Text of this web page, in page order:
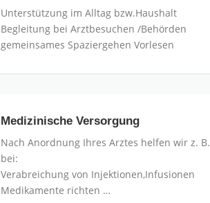
Leitung
Unterstützung im Alltag bzw.Haushalt
Begleitung bei Arztbesuchen /Behörden
gemeinsames Spaziergehen Vorlesen
Medizinische
Versorgung
Medizinische Versorgung
Nach Anordnung Ihres Arztes helfen wir z. B.
bei:
Verabreichung von Injektionen,Infusionen
Medikamente richten …